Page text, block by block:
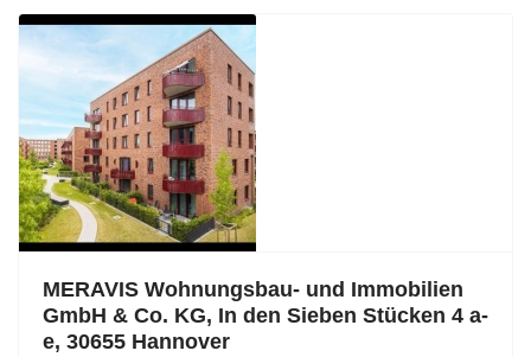
MERAVIS Wohnungsbau- und Immobilien
GmbH & Co. KG, In den Sieben Stücken 4 a-
e, 30655 Hannover